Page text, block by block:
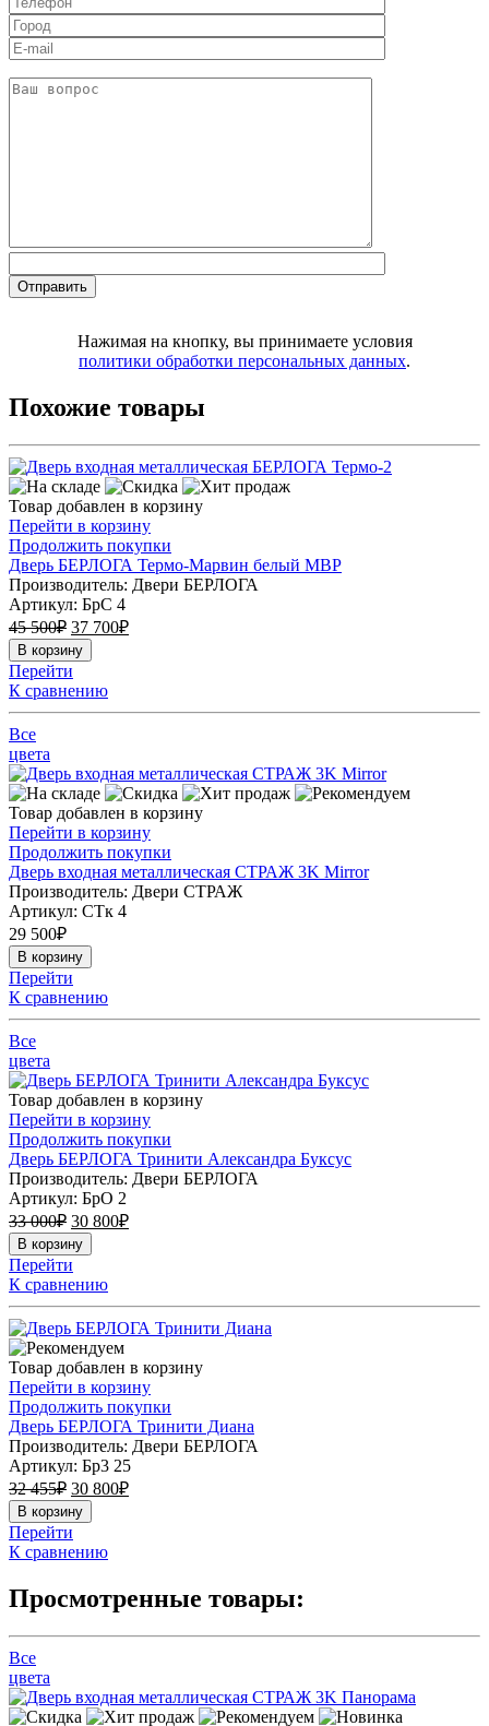
Нажимая на кнопку, вы принимаете условия
политики обработки персональных данных.
Похожие товары
Товар добавлен в корзину
Перейти в корзину
Продолжить покупки
Дверь БЕРЛОГА Термо-Марвин белый МВР
Производитель: Двери БЕРЛОГА
Артикул: БрС 4
45 500₽ 37 700₽
В корзину
Перейти
К сравнению
Все
цвета
Товар добавлен в корзину
Перейти в корзину
Продолжить покупки
Дверь входная металлическая СТРАЖ 3K Mirror
Производитель: Двери СТРАЖ
Артикул: СТк 4
29 500₽
В корзину
Перейти
К сравнению
Все
цвета
Товар добавлен в корзину
Перейти в корзину
Продолжить покупки
Дверь БЕРЛОГА Тринити Александра Буксус
Производитель: Двери БЕРЛОГА
Артикул: БрО 2
33 000₽ 30 800₽
В корзину
Перейти
К сравнению
Товар добавлен в корзину
Перейти в корзину
Продолжить покупки
Дверь БЕРЛОГА Тринити Диана
Производитель: Двери БЕРЛОГА
Артикул: Бр3 25
32 455₽ 30 800₽
В корзину
Перейти
К сравнению
Просмотренные товары:
Все
цвета